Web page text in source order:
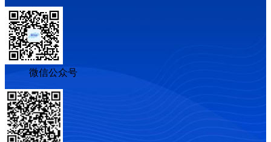
微信公众号